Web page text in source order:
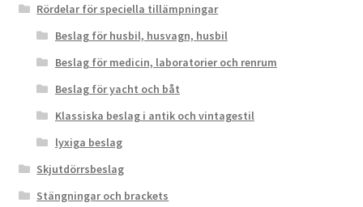
Rördelar för speciella tillämpningar
Beslag för husbil, husvagn, husbil
Beslag för medicin, laboratorier och renrum
Beslag för yacht och båt
Klassiska beslag i antik och vintagestil
lyxiga beslag
Skjutdörrsbeslag
Stängningar och brackets